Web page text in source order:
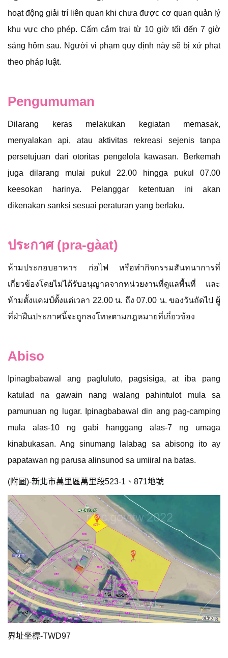
hoạt động giải trí liên quan khi chưa được cơ quan quản lý
khu vực cho phép. Cấm cắm trại từ 10 giờ tối đến 7 giờ
sáng hôm sau. Người vi phạm quy định này sẽ bị xử phạt
theo pháp luật.
Pengumuman
Dilarang keras melakukan kegiatan memasak,
menyalakan api, atau aktivitas rekreasi sejenis tanpa
persetujuan dari otoritas pengelola kawasan. Berkemah
juga dilarang mulai pukul 22.00 hingga pukul 07.00
keesokan harinya. Pelanggar ketentuan ini akan
dikenakan sanksi sesuai peraturan yang berlaku.
ประกาศ (pra-gàat)
ห้ามประกอบอาหาร ก่อไฟ หรือทำกิจกรรมสันทนาการที่
เกี่ยวข้องโดยไม่ได้รับอนุญาตจากหน่วยงานที่ดูแลพื้นที่ และ
ห้ามตั้งแคมป์ตั้งแต่เวลา 22.00 น. ถึง 07.00 น. ของวันถัดไป ผู้
ที่ฝ่าฝืนประกาศนี้จะถูกลงโทษตามกฎหมายที่เกี่ยวข้อง
Abiso
Ipinagbabawal ang pagluluto, pagsisiga, at iba pang
katulad na gawain nang walang pahintulot mula sa
pamunuan ng lugar. Ipinagbabawal din ang pag-camping
mula alas-10 ng gabi hanggang alas-7 ng umaga
kinabukasan. Ang sinumang lalabag sa abisong ito ay
papatawan ng parusa alinsunod sa umiiral na batas.
(附圖)-新北市萬里區萬里段523-1、871地號
界址坐標-TWD97